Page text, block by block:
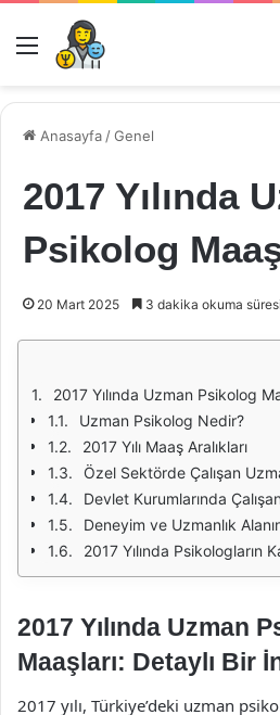
Menü
Anasayfa /Genel
2017 Yılında
Psikolog
20 Mart 2025 3 dakika okuma süresi
2017 Yılında Uzman Psikolog
Uzman Psikolog Nedir?
2017 Yılı Maaş Aralıkları
Özel Sektörde Çalışan
Devlet Kurumlarında
Deneyim ve Uzmanlık
2017 Yılında Psikologların
2017 Yılında Uzman
Maaşları: Detaylı Bir
2017 yılı, Türkiye’deki uzman